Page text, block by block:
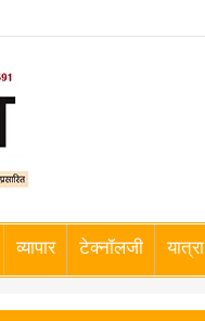
व्यापार टेक्नॉलजी यात्रा